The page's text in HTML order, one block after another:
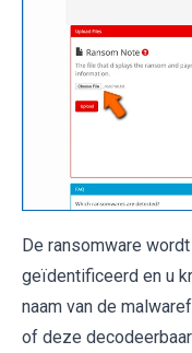
De ransomware
geïdentificeerd en u
naam van de
of deze